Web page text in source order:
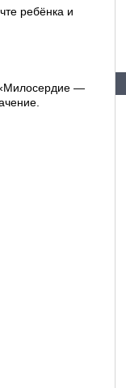
ребёнка и
«Милосердие —